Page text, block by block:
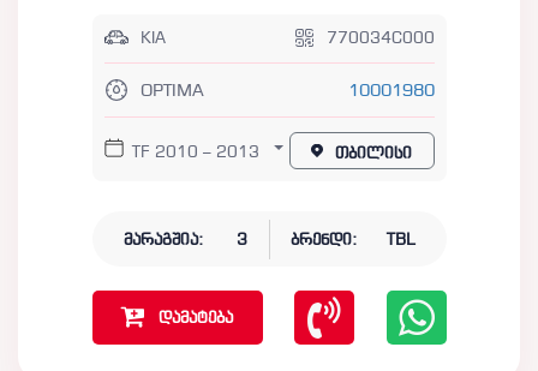
KIA 770034C000
OPTIMA 10001980
TF 2010 – 2013 თბილისი
მარაგშია: 3 ბრენდი: TBL
დამატება